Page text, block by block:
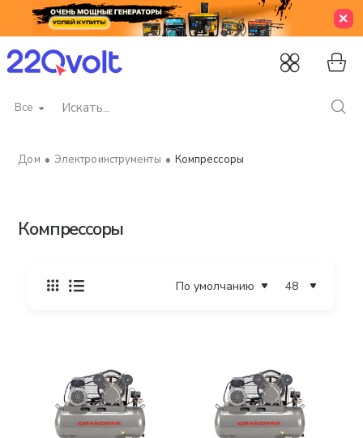
Все
Искать...
Компрессоры
Электроинструменты Компрессоры